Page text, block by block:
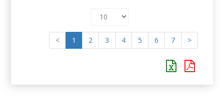
< 1 2 3 4 5 6 7 >